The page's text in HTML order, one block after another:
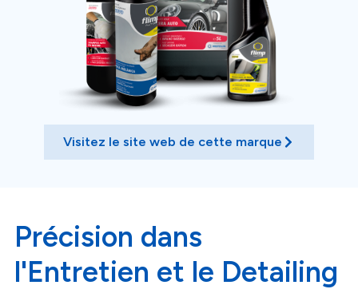
Visitez le site web de cette marque
Précision dans
l'Entretien et le Detailing